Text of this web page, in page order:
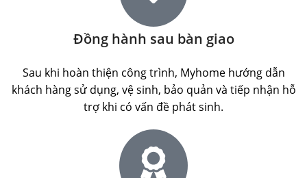
Đồng hành sau bàn giao
Sau khi hoàn thiện công trình, Myhome hướng dẫn
khách hàng sử dụng, vệ sinh, bảo quản và tiếp nhận hỗ
trợ khi có vấn đề phát sinh.